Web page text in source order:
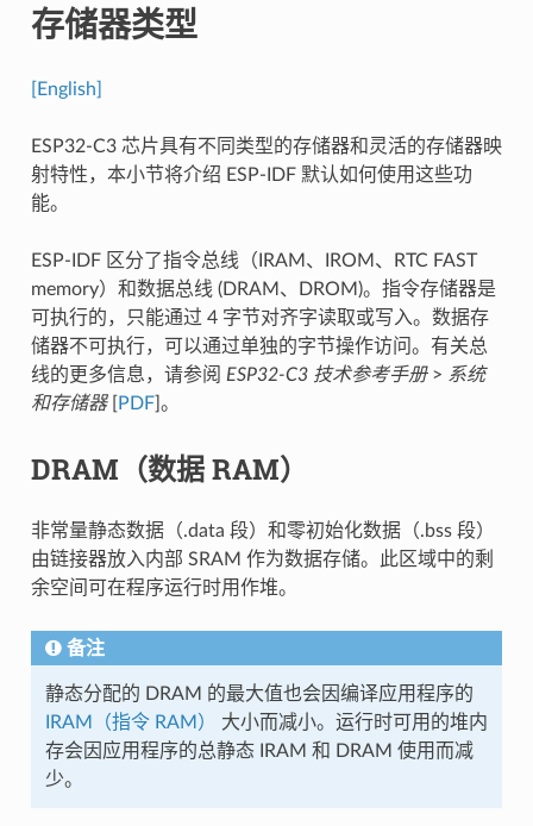
存储器类型
[English]
ESP32-C3 芯片具有不同类型的存储器和灵活的存储器映
射特性，本小节将介绍 ESP-IDF 默认如何使用这些功
能。
ESP-IDF 区分了指令总线（IRAM、IROM、RTC FAST
memory）和数据总线 (DRAM、DROM)。指令存储器是
可执行的，只能通过 4 字节对齐字读取或写入。数据存
储器不可执行，可以通过单独的字节操作访问。有关总
线的更多信息，请参阅 ESP32-C3 技术参考手册> 系统
和存储器[ PDF]。
DRAM（数据 RAM）
非常量静态数据（.data 段）和零初始化数据（.bss 段）
由链接器放入内部 SRAM 作为数据存储。此区域中的剩
余空间可在程序运行时用作堆。
备注
静态分配的 DRAM 的最大值也会因编译应用程序的
IRAM（指令 RAM）
大小而减小。运行时可用的堆内
存会因应用程序的总静态 IRAM 和 DRAM 使用而减
少。